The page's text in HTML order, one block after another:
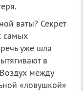
ваты? Секрет
самых
уже шла
в
между
«ловушкой»